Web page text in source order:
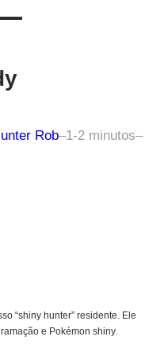
Rob–1-2 minutos–
“shiny hunter” residente. Ele
e Pokémon shiny.